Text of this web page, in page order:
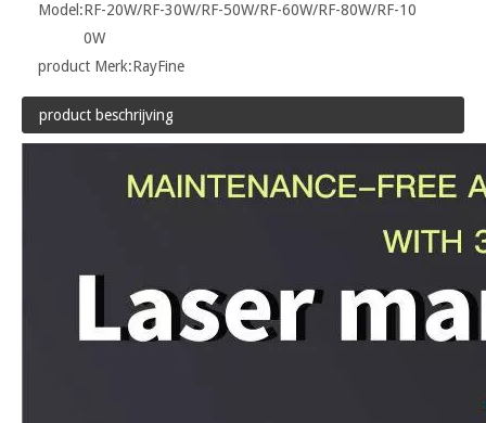
Model:RF-20W/RF-30W/RF-50W/RF-60W/RF-80W/RF-10
0W
product Merk:RayFine
product beschrijving